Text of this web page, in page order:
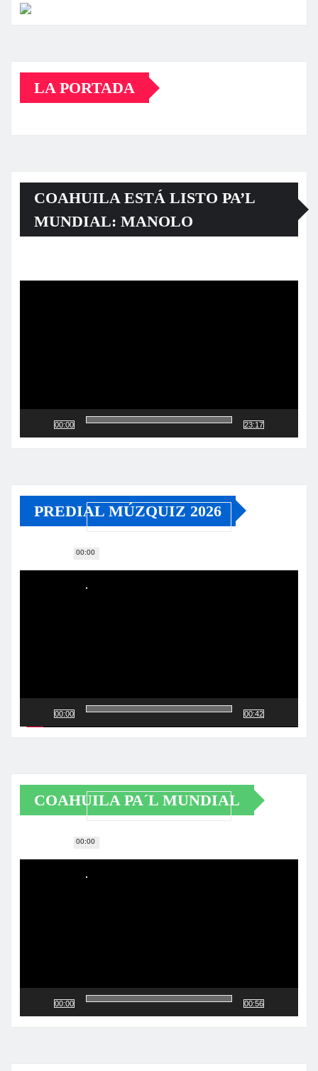
LA PORTADA
COAHUILA ESTÁ LISTO PA’L
MUNDIAL: MANOLO
00:00
00:00
23:17
PREDIAL MÚZQUIZ 2026
Reproductor
00:00
00:00
00:42
COAHUILA PA´L MUNDIAL
Reproductor
00:00 00:56